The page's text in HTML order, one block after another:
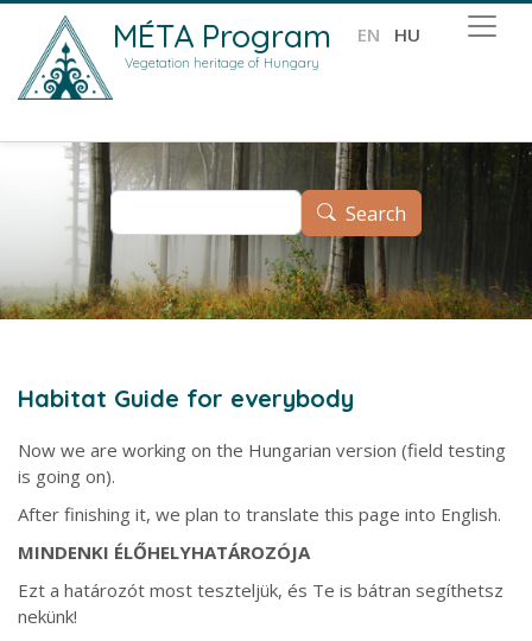
Skip to main content
Search
MÉTA Program
Vegetation heritage of Hungary
EN HU
Habitat Guide for everybody
Now we are working on the Hungarian version (field testing
is going on).
After finishing it, we plan to translate this page into English.
MINDENKI ÉLŐHELYHATÁROZÓJA
Ezt a határozót most teszteljük, és Te is bátran segíthetsz
nekünk!